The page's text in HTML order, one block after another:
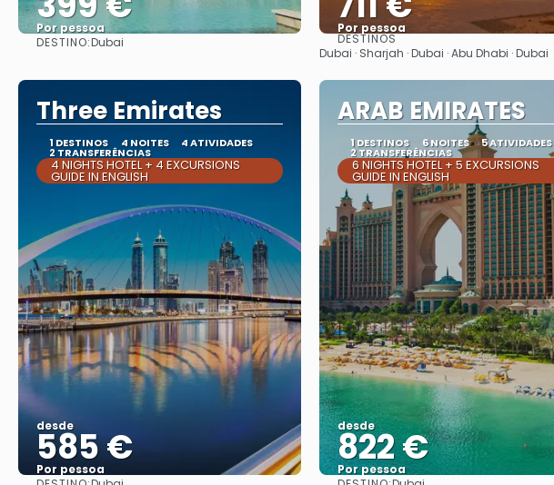
Por pessoa
DESTINO:Dubai
Por pessoa
Vejo
DESTINOS
Dubai · Sharjah · Dubai · Abu Dhabi · Dubai
Three Emirates
1 DESTINOS 4 NOITES 4 ATIVIDADES
2 TRANSFERÊNCIAS
4 NIGHTS HOTEL + 4 EXCURSIONS
GUIDE IN ENGLISH
desde
585 €
Por pessoa
ARAB EMIRATES
1 DESTINOS 6 NOITES 5 ATIVIDADES
2 TRANSFERÊNCIAS
6 NIGHTS HOTEL + 5 EXCURSIONS
GUIDE IN ENGLISH
desde
822 €
Por pessoa